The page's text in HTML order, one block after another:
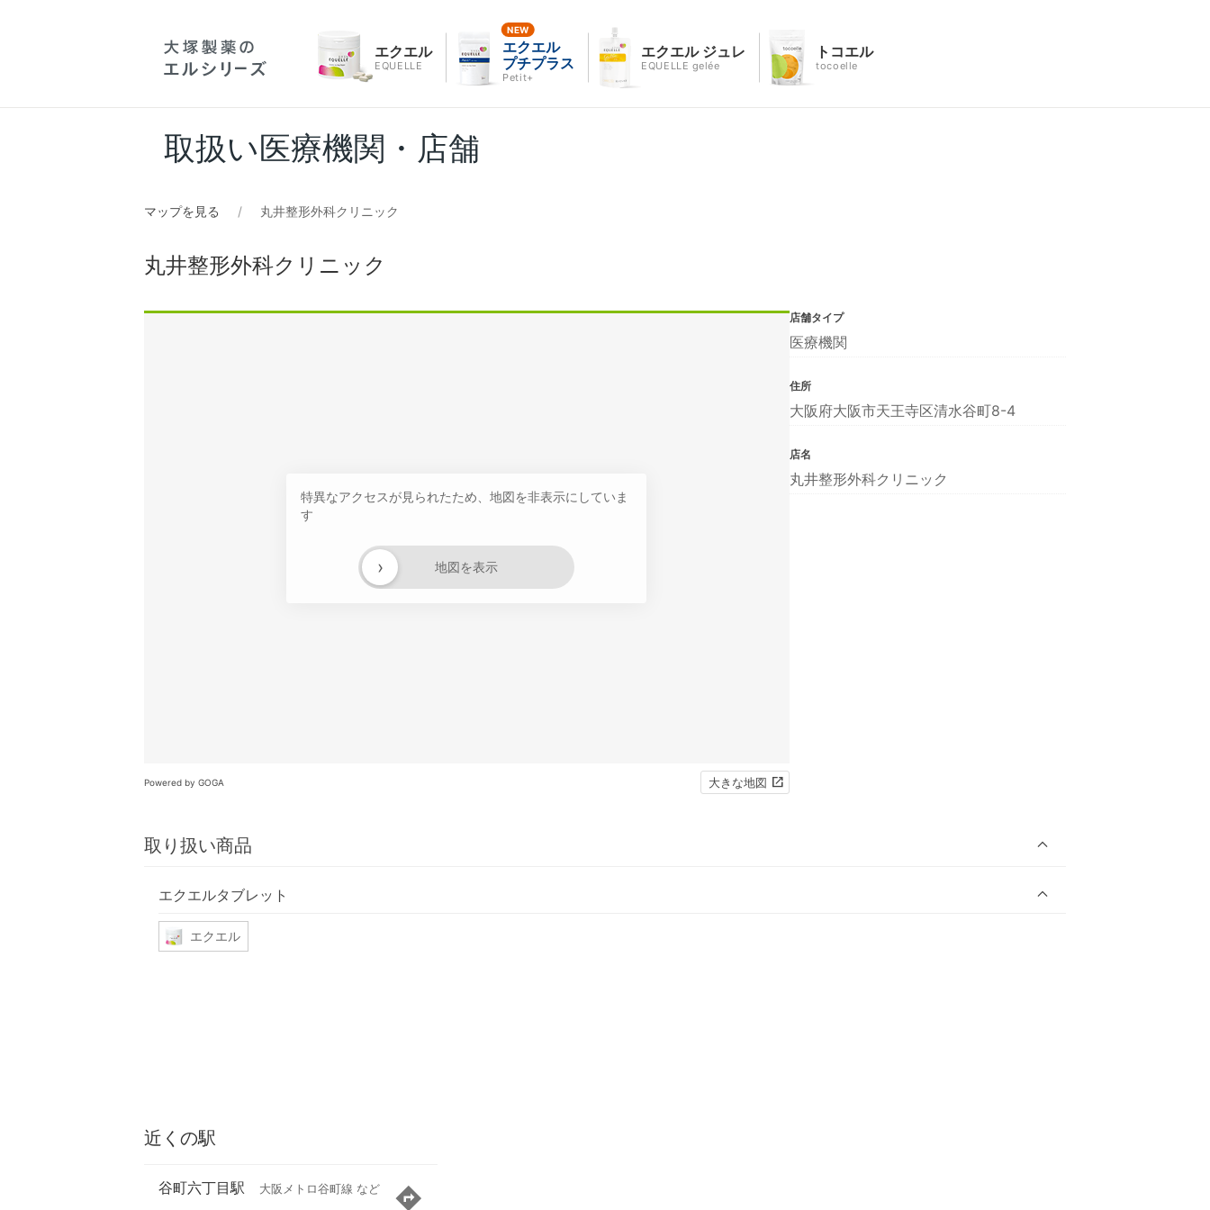
エクエル
EQUELLE
エクエル
プチプラス
Petit+
エクエル ジュレ
EQUELLE gelée
トコエル
tocoelle
取扱い医療機関・店舗
マップを見る 丸井整形外科クリニック
丸井整形外科クリニック
特異なアクセスが見られたため、地図を非表示にしていま
す
地図を表示
›
Powered by GOGA 大きな地図
取り扱い商品
エクエルタブレット
エクエル
店舗タイプ
医療機関
住所
大阪府大阪市天王寺区清水谷町8-4
店名
丸井整形外科クリニック
近くの駅
谷町六丁目駅 大阪メトロ谷町線 など